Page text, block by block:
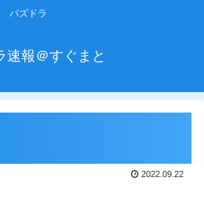
パズドラ
速報＠すぐまと
2022.09.22